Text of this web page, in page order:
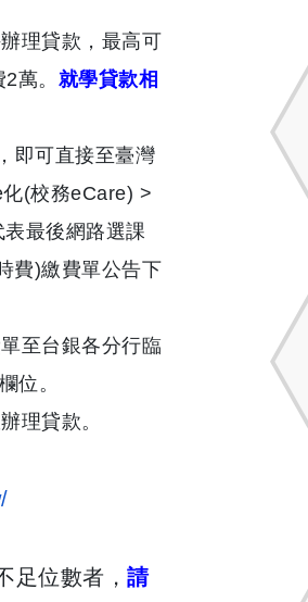
理貸款， 最高可
萬。 就學貸款相
即可直接至臺灣
(校務eCare) >
最後網路選課
費)繳費單公告下
至台銀各分行臨
位。
理貸款。
足位數者，請